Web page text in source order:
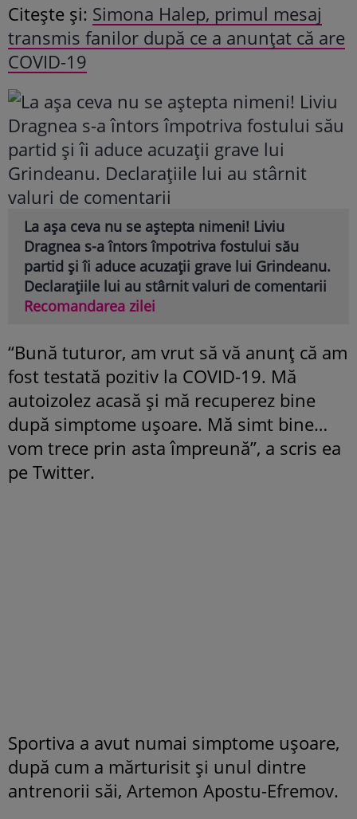
Citește și: Simona Halep, primul mesaj
transmis fanilor după ce a anunțat că are
COVID-19
La așa ceva nu se aștepta nimeni! Liviu
Dragnea s-a întors împotriva fostului său
partid și îi aduce acuzații grave lui Grindeanu.
Declarațiile lui au stârnit valuri de comentarii
Recomandarea zilei
“Bună tuturor, am vrut să vă anunţ că am
fost testată pozitiv la COVID-19. Mă
autoizolez acasă şi mă recuperez bine
după simptome uşoare. Mă simt bine…
vom trece prin asta împreună”, a scris ea
pe Twitter.
Sportiva a avut numai simptome ușoare,
după cum a mărturisit și unul dintre
antrenorii săi, Artemon Apostu-Efremov.